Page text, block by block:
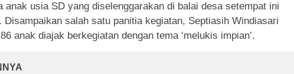
anak usia SD yang diselenggarakan di balai desa setempat ini
Disampaikan salah satu panitia kegiatan, Septiasih Windiasari
anak diajak berkegiatan dengan tema ‘melukis impian’.